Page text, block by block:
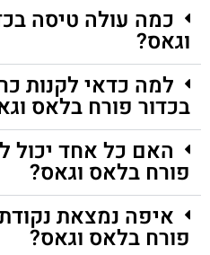
כמה עולה טיסה
וגאס?
למה כדאי לקנות
בכדור פורח בלאס
האם כל אחד יכול
פורח בלאס וגאס?
איפה נמצאת
פורח בלאס וגאס?